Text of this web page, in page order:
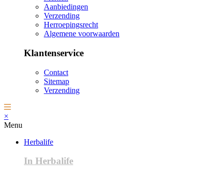
Aanbiedingen
Verzending
Herroepingsrecht
Algemene voorwaarden
Klantenservice
Contact
Sitemap
Verzending
×
Menu
Herbalife
In Herbalife